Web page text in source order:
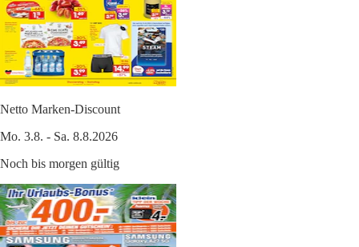
Netto Marken-Discount
Mo. 3.8. - Sa. 8.8.2026
Noch bis morgen gültig